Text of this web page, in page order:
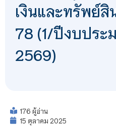
เงินและทรัพย์สิ
78 (1/ปีงบประ
2569)
176 ผู้อ่าน
15 ตุลาคม 2025